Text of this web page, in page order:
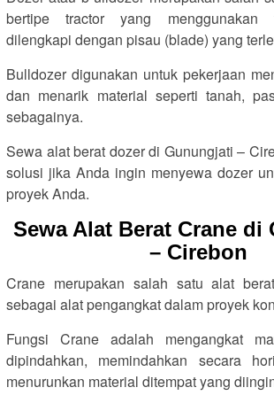
bertipe tractor yang menggunakan
dilengkapi dengan pisau (blade) yang
Bulldozer digunakan untuk pekerjaan
dan menarik material seperti tanah,
sebagainya.
Sewa alat berat dozer di Gunungjati –
solusi jika Anda ingin menyewa dozer
proyek Anda.
Sewa Alat Berat Crane di
– Cirebon
Crane merupakan salah satu alat
sebagai alat pengangkat dalam proyek
Fungsi Crane adalah mengangkat
dipindahkan, memindahkan secara
menurunkan material ditempat yang